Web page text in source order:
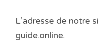
L’adresse de notre
guide.online.